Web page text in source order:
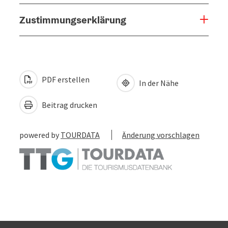
Zustimmungserklärung
PDF erstellen
Beitrag drucken
In der Nähe
powered by TOURDATA Änderung vorschlagen